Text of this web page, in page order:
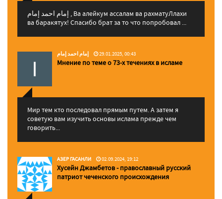
إمام احمد إمام , Ва алейкум ассалам ва рахматуЛлахи
ва баракятух! Спасибо брат за то что попробовал ...
إمام احمد إمام 29.01.2025, 00:43
Мнение по теме о 73-х течениях в исламе
Мир тем кто последовал прямым путем. А затем я
советую вам изучить основы ислама прежде чем
говорить...
АЗЕР ГАСАНЛИ 02.09.2024, 19:12
Хусейн Джамбетов - православный русский
патриот чеченского происхождения